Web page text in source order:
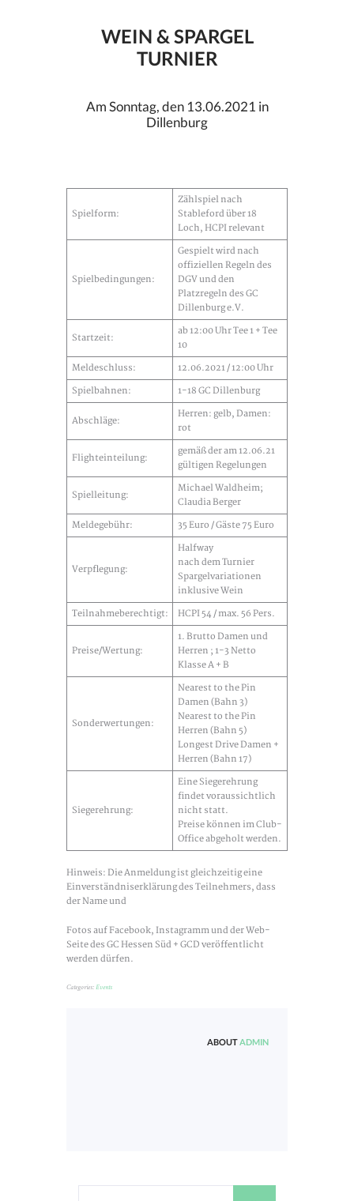
WEIN & SPARGEL
TURNIER
Am Sonntag, den 13.06.2021 in
Dillenburg
Spielform:
Zählspiel nach
Stableford über 18
Loch, HCPI relevant
Spielbedingungen:
Gespielt wird nach
offiziellen Regeln des
DGV und den
Platzregeln des GC
Dillenburg e.V.
Startzeit:
ab 12:00 Uhr Tee 1 + Tee
10
Meldeschluss:
12.06.2021 / 12:00 Uhr
Spielbahnen:
1-18 GC Dillenburg
Abschläge:
Herren: gelb, Damen:
rot
Flighteinteilung:
gemäß der am 12.06.21
gültigen Regelungen
Spielleitung:
Michael Waldheim;
Claudia Berger
Meldegebühr:
35 Euro / Gäste 75 Euro
Verpflegung:
Halfway
nach dem Turnier
Spargelvariationen
inklusive Wein
Teilnahmeberechtigt:
HCPI 54 / max. 56 Pers.
Preise/Wertung:
1. Brutto Damen und
Herren ; 1-3 Netto
Klasse A + B
Sonderwertungen:
Nearest to the Pin
Damen (Bahn 3)
Nearest to the Pin
Herren (Bahn 5)
Longest Drive Damen +
Herren (Bahn 17)
Siegerehrung:
Eine Siegerehrung
findet voraussichtlich
nicht statt.
Preise können im Club-
Office abgeholt werden.
Hinweis: Die Anmeldung ist gleichzeitig eine
Einverständniserklärung des Teilnehmers, dass
der Name und
Fotos auf Facebook, Instagramm und der Web-
Seite des GC Hessen Süd + GCD veröffentlicht
werden dürfen.
Categories: Events
ABOUTADMIN